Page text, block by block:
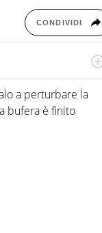
CONDIVIDI
ciò che sia Sport,
alle due o alle
a perturbare la
bufera è finito